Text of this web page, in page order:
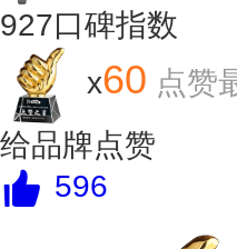
927口碑指数
x60 点赞
给品牌点赞
596